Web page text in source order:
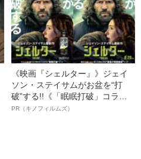
《映画『シェルター』》ジェイ
ソン・ステイサムがお盆を“打
破”する!!《「眠眠打破」コラ
ボ》
PR（キノフィルムズ）